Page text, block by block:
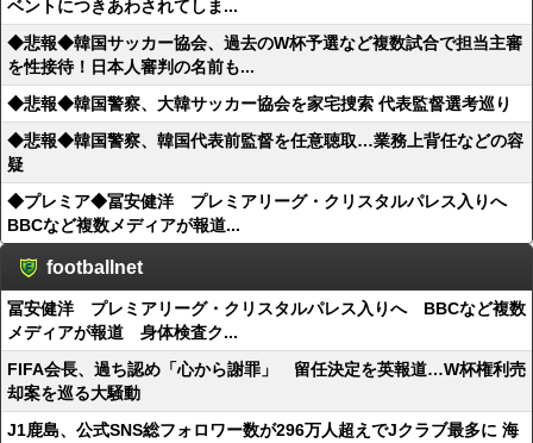
ベントにつきあわされてしま...
◆悲報◆韓国サッカー協会、過去のW杯予選など複数試合で担当主審
を性接待！日本人審判の名前も...
◆悲報◆韓国警察、大韓サッカー協会を家宅捜索 代表監督選考巡り
◆悲報◆韓国警察、韓国代表前監督を任意聴取…業務上背任などの容
疑
◆プレミア◆冨安健洋 プレミアリーグ・クリスタルパレス入りへ
BBCなど複数メディアが報道...
footballnet
冨安健洋 プレミアリーグ・クリスタルパレス入りへ BBCなど複数
メディアが報道 身体検査ク...
FIFA会長、過ち認め「心から謝罪」 留任決定を英報道…W杯権利売
却案を巡る大騒動
J1鹿島、公式SNS総フォロワー数が296万人超えでJクラブ最多に 海